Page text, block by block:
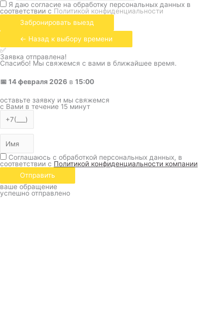
Я даю согласие на обработку персональных данных в
соответствии с Политикой конфиденциальности
Забронировать выезд
← Назад к выбору времени
✅
Заявка отправлена!
Спасибо! Мы свяжемся с вами в ближайшее время.
📅 14 февраля 2026 в 15:00
оставьте заявку и мы свяжемся
с Вами в течение 15 минут
Соглашаюсь с обработкой персональных данных, в
соответствии с Политикой конфиденциальности компании
Отправить
ваше обращение
успешно отправлено